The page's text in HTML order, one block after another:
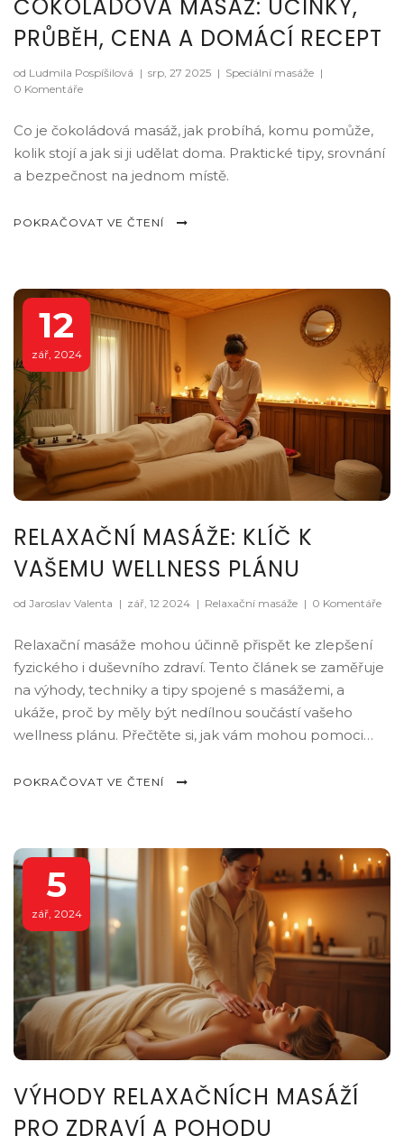
ČOKOLÁDOVÁ MASÁŽ: ÚČINKY,
PRŮBĚH, CENA A DOMÁCÍ RECEPT
od Ludmila Pospíšilová | srp, 27 2025 | Speciální masáže |
0 Komentáře
Co je čokoládová masáž, jak probíhá, komu pomůže,
kolik stojí a jak si ji udělat doma. Praktické tipy, srovnání
a bezpečnost na jednom místě.
POKRAČOVAT VE ČTENÍ
12
zář, 2024
RELAXAČNÍ MASÁŽE: KLÍČ K
VAŠEMU WELLNESS PLÁNU
od Jaroslav Valenta | zář, 12 2024 | Relaxační masáže | 0 Komentáře
Relaxační masáže mohou účinně přispět ke zlepšení
fyzického i duševního zdraví. Tento článek se zaměřuje
na výhody, techniky a tipy spojené s masážemi, a
ukáže, proč by měly být nedílnou součástí vašeho
wellness plánu. Přečtěte si, jak vám mohou pomoci
POKRAČOVAT VE ČTENÍ
5
zář, 2024
VÝHODY RELAXAČNÍCH MASÁŽÍ
PRO ZDRAVÍ A POHODU